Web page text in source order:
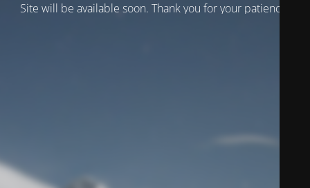
Site will be available soon. Thank you for your patience!